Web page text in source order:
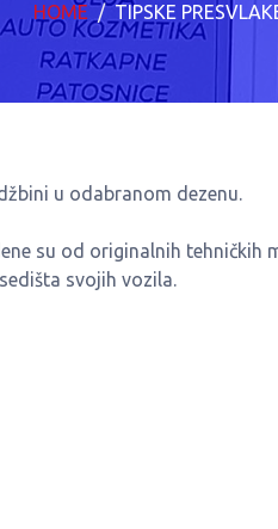
HOME TIPSKE
u odabranom dezenu.
su od originalnih
svojih vozila.